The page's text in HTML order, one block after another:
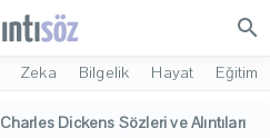
search
Zeka Bilgelik Hayat Eğitim
Charles Dickens Sözleri ve Alıntıları